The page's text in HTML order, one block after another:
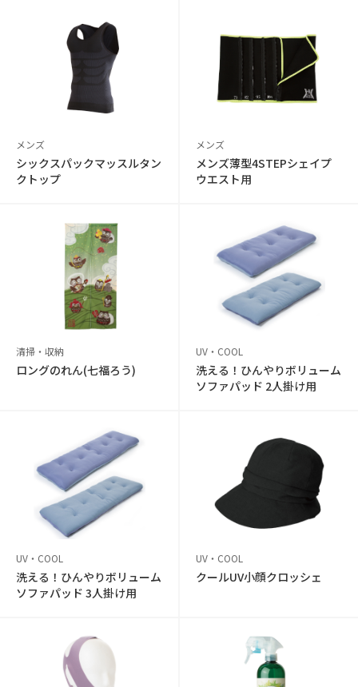
メンズ
シックスパックマッスルタン
クトップ
メンズ
メンズ薄型4STEPシェイプ
ウエスト用
清掃・収納
ロングのれん(七福ろう)
UV・COOL
洗える！ひんやりボリューム
ソファパッド 2人掛け用
UV・COOL
洗える！ひんやりボリューム
ソファパッド 3人掛け用
UV・COOL
クールUV小顔クロッシェ